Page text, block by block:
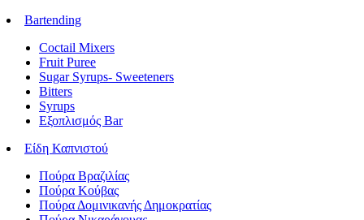
Bartending
Coctail Mixers
Fruit Puree
Sugar Syrups- Sweeteners
Bitters
Syrups
Εξοπλισμός Bar
Είδη Καπνιστού
Πούρα Βραζιλίας
Πούρα Κούβας
Πούρα Δομινικανής Δημοκρατίας